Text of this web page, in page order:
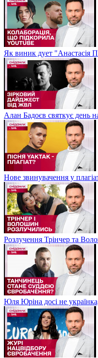
Як виник дует "Анастасія
Алан Бадоєв святкує день
Нове звинувачення у
Розлучення Трінчер та
Юля Юріна досі не